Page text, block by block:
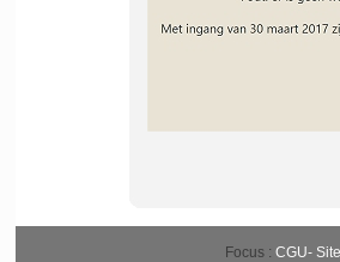
Focus : CGU-